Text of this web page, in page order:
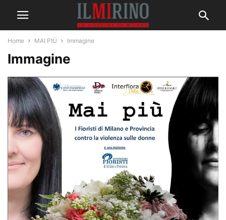
Home MAI PIÙ Immagine
Immagine